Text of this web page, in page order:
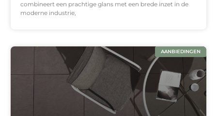
combineert een prachtige glans met een brede inzet in de
moderne industrie,
AANBIEDINGEN